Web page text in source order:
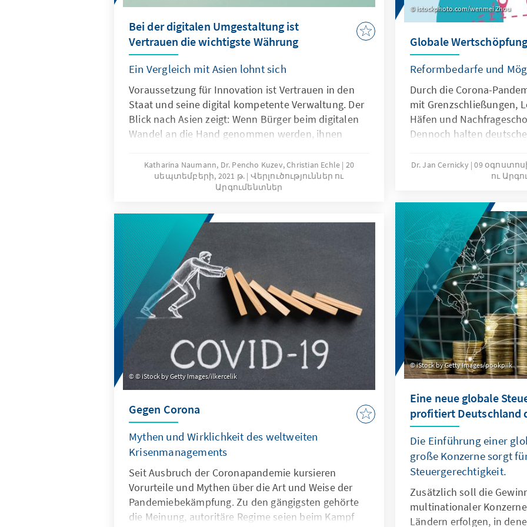
Bei der digitalen Umgestaltung ist
Vertrauen die wichtigste Währung
Ein Vergleich mit Asien lohnt sich
Voraussetzung für Innovation ist Vertrauen in den
Staat und seine digital kompetente Verwaltung. Der
Blick nach Asien zeigt: Wenn Bürger beim digitalen
Wandel an die Hand genommen werden, ihnen
Dienstleistungsplattformen zur Verfügung stehen,
ist der Grundstein für den „smarten“ Staat gelegt.
Eine entscheidende Rolle spielen die Einbindung
von Open Data.
Katharina Naumann, Dr. Pencho Kuzev, Christian Echle 20
սեպտեմբերի, 2021 թ. Վերլուծություններ ու
Արգումենտներ
istockphoto.com/wenmei Zhou
Globale
Reformbedarfe und
Durch die Corona-
mit Grenzschließungen,
Häfen und
Dennoch halten
Produktion fest. Ganz
globalen Verknüpfung
Wirtschaft deutlich größer
Dr. Jan Cernicky 09
ու
iStock by Getty Images/pookpiik
Eine neue globale
profitiert Deutschland
Die Einführung einer
große Konzerne sorgt
Steuergerechtigkeit.
Zusätzlich soll die
multinationaler
Ländern erfolgen, in
© iStock by Getty Images/ilkercelik
Gegen Corona
Mythen und Wirklichkeit des weltweiten
Krisenmanagements
Seit Ausbruch der Coronapandemie kursieren
Vorurteile und Mythen über die Art und Weise der
Pandemiebekämpfung. Zu den gängigsten gehörte
die Meinung, autoritäre Regime seien beim Kampf